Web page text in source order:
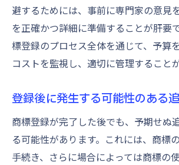
避するためには、事前に専門家の意見
を正確かつ詳細に準備することが肝要
標登録のプロセス全体を通じて、予算
コストを監視し、適切に管理すること
登録後に発生する可能性のある
商標登録が完了した後でも、予期せぬ
る可能性があります。これには、商標
手続き、さらに場合によっては商標の